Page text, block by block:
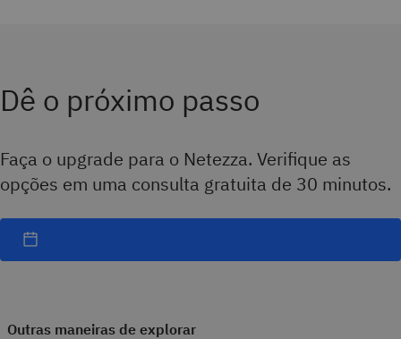
Dê o próximo passo
Faça o upgrade para o Netezza. Verifique as
opções em uma consulta gratuita de 30 minutos.
Outras maneiras de explorar